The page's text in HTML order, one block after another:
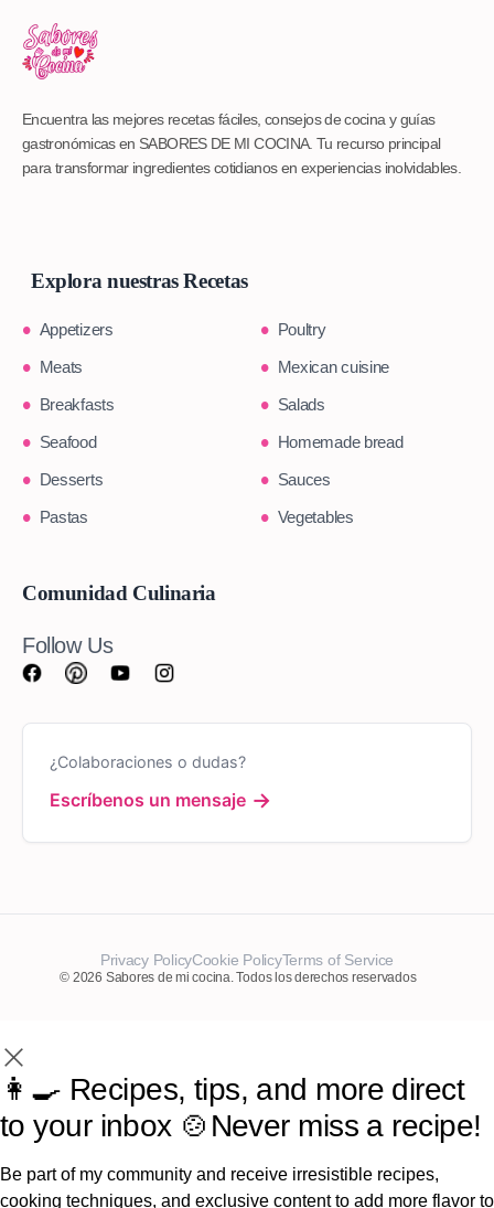
Encuentra las mejores recetas fáciles, consejos de cocina y guías
gastronómicas en SABORES DE MI COCINA. Tu recurso principal
para transformar ingredientes cotidianos en experiencias inolvidables.
Explora nuestras Recetas
Appetizers
Poultry
Meats
Mexican cuisine
Breakfasts
Salads
Seafood
Homemade bread
Desserts
Sauces
Pastas
Vegetables
Comunidad Culinaria
Follow Us
¿Colaboraciones o dudas?
Escríbenos un mensaje →
Privacy PolicyCookie PolicyTerms of Service
© 2026 Sabores de mi cocina. Todos los derechos reservados
👩‍🍳 Recipes, tips, and more direct
to your inbox 🍲Never miss a recipe!
Be part of my community and receive irresistible recipes,
cooking techniques, and exclusive content to add more flavor to